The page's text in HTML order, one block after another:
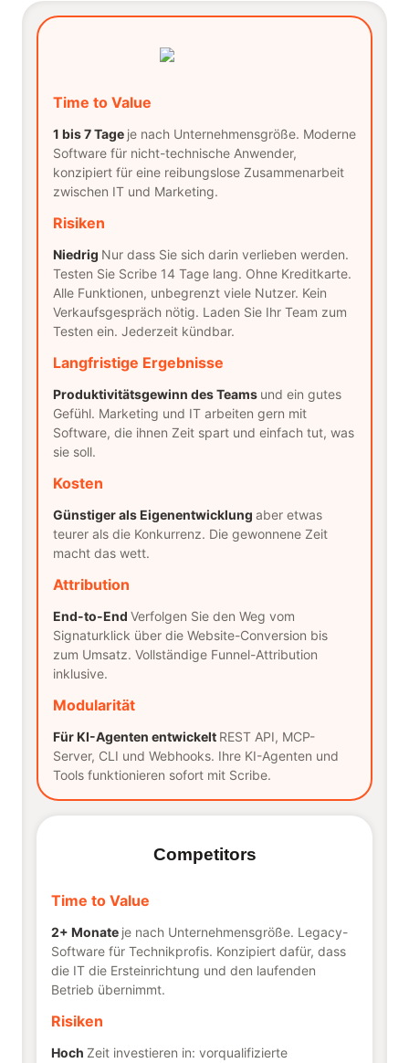
Time to Value
1 bis 7 Tage je nach Unternehmensgröße. Moderne
Software für nicht-technische Anwender,
konzipiert für eine reibungslose Zusammenarbeit
zwischen IT und Marketing.
Risiken
Niedrig Nur dass Sie sich darin verlieben werden.
Testen Sie Scribe 14 Tage lang. Ohne Kreditkarte.
Alle Funktionen, unbegrenzt viele Nutzer. Kein
Verkaufsgespräch nötig. Laden Sie Ihr Team zum
Testen ein. Jederzeit kündbar.
Langfristige Ergebnisse
Produktivitätsgewinn des Teams und ein gutes
Gefühl. Marketing und IT arbeiten gern mit
Software, die ihnen Zeit spart und einfach tut, was
sie soll.
Kosten
Günstiger als Eigenentwicklung aber etwas
teurer als die Konkurrenz. Die gewonnene Zeit
macht das wett.
Attribution
End-to-End Verfolgen Sie den Weg vom
Signaturklick über die Website-Conversion bis
zum Umsatz. Vollständige Funnel-Attribution
inklusive.
Modularität
Für KI-Agenten entwickelt REST API, MCP-
Server, CLI und Webhooks. Ihre KI-Agenten und
Tools funktionieren sofort mit Scribe.
Competitors
Time to Value
2+ Monate je nach Unternehmensgröße. Legacy-
Software für Technikprofis. Konzipiert dafür, dass
die IT die Ersteinrichtung und den laufenden
Betrieb übernimmt.
Risiken
Hoch Zeit investieren in: vorqualifizierte